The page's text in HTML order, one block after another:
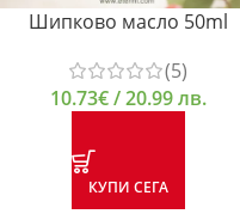
Шипково масло 50ml
(5)
10.73€/ 20.99 лв.
КУПИ СЕГА